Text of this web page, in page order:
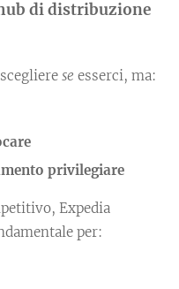
di distribuzione
se esserci, ma:
privilegiare
Expedia
per: